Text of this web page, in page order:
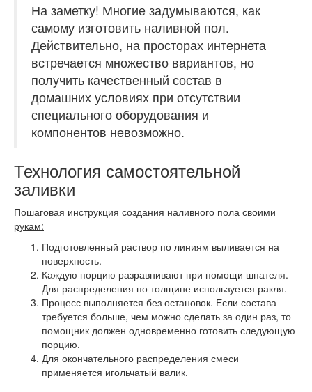
На заметку! Многие задумываются, как
самому изготовить наливной пол.
Действительно, на просторах интернета
встречается множество вариантов, но
получить качественный состав в
домашних условиях при отсутствии
специального оборудования и
компонентов невозможно.
Технология самостоятельной
заливки
Пошаговая инструкция создания наливного пола своими
рукам:
Подготовленный раствор по линиям выливается на
поверхность.
Каждую порцию разравнивают при помощи шпателя.
Для распределения по толщине используется ракля.
Процесс выполняется без остановок. Если состава
требуется больше, чем можно сделать за один раз, то
помощник должен одновременно готовить следующую
порцию.
Для окончательного распределения смеси
применяется игольчатый валик.